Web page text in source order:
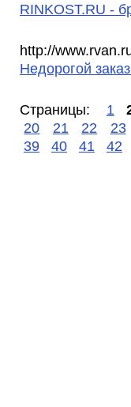
RINKOST.RU -
http://
Недорогой
Страницы: 1
20
21 22 23
39
40 41 42